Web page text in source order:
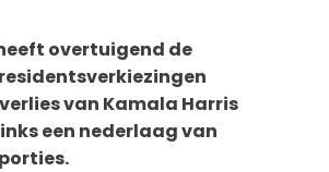
overtuigend de
van Kamala Harris
een nederlaag van